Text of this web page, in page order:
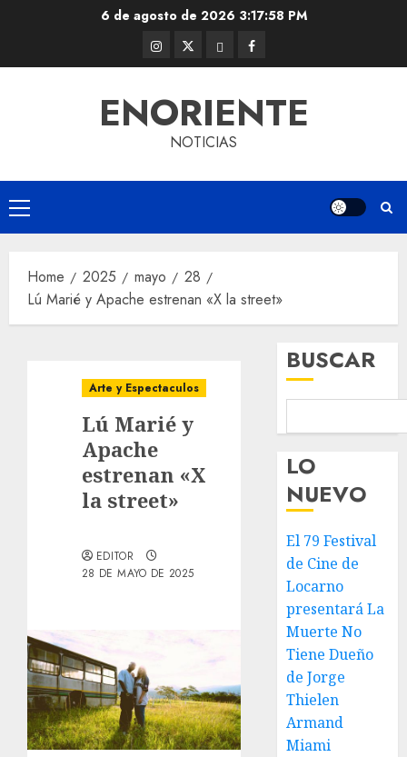
6 de agosto de 2026 3:17:58 PM
Instagram
@EnOriente
Twitter
(X)
ThreadsFacebook
ENORIENTE
NOTICIAS
Primary
Menu
Home 2025 mayo
28
Lú Marié y Apache estrenan «X la street»
Arte y Espectaculos
Lú Marié y
Apache
estrenan «X
la street»
EDITOR
28 DE MAYO DE 2025
BUSCAR
LO
NUEVO
El 79 Festival
de Cine de
Locarno
presentará La
Muerte No
Tiene Dueño
de Jorge
Thielen
Armand
Miami